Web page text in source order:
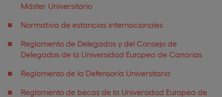
Máster Universitario
Normativa de estancias internacionales
Reglamento de Delegados y del Consejo de
Delegados de la Universidad Europea de Canarias
Reglamento de la Defensoría Universitaria
Reglamento de becas de la Universidad Europea de